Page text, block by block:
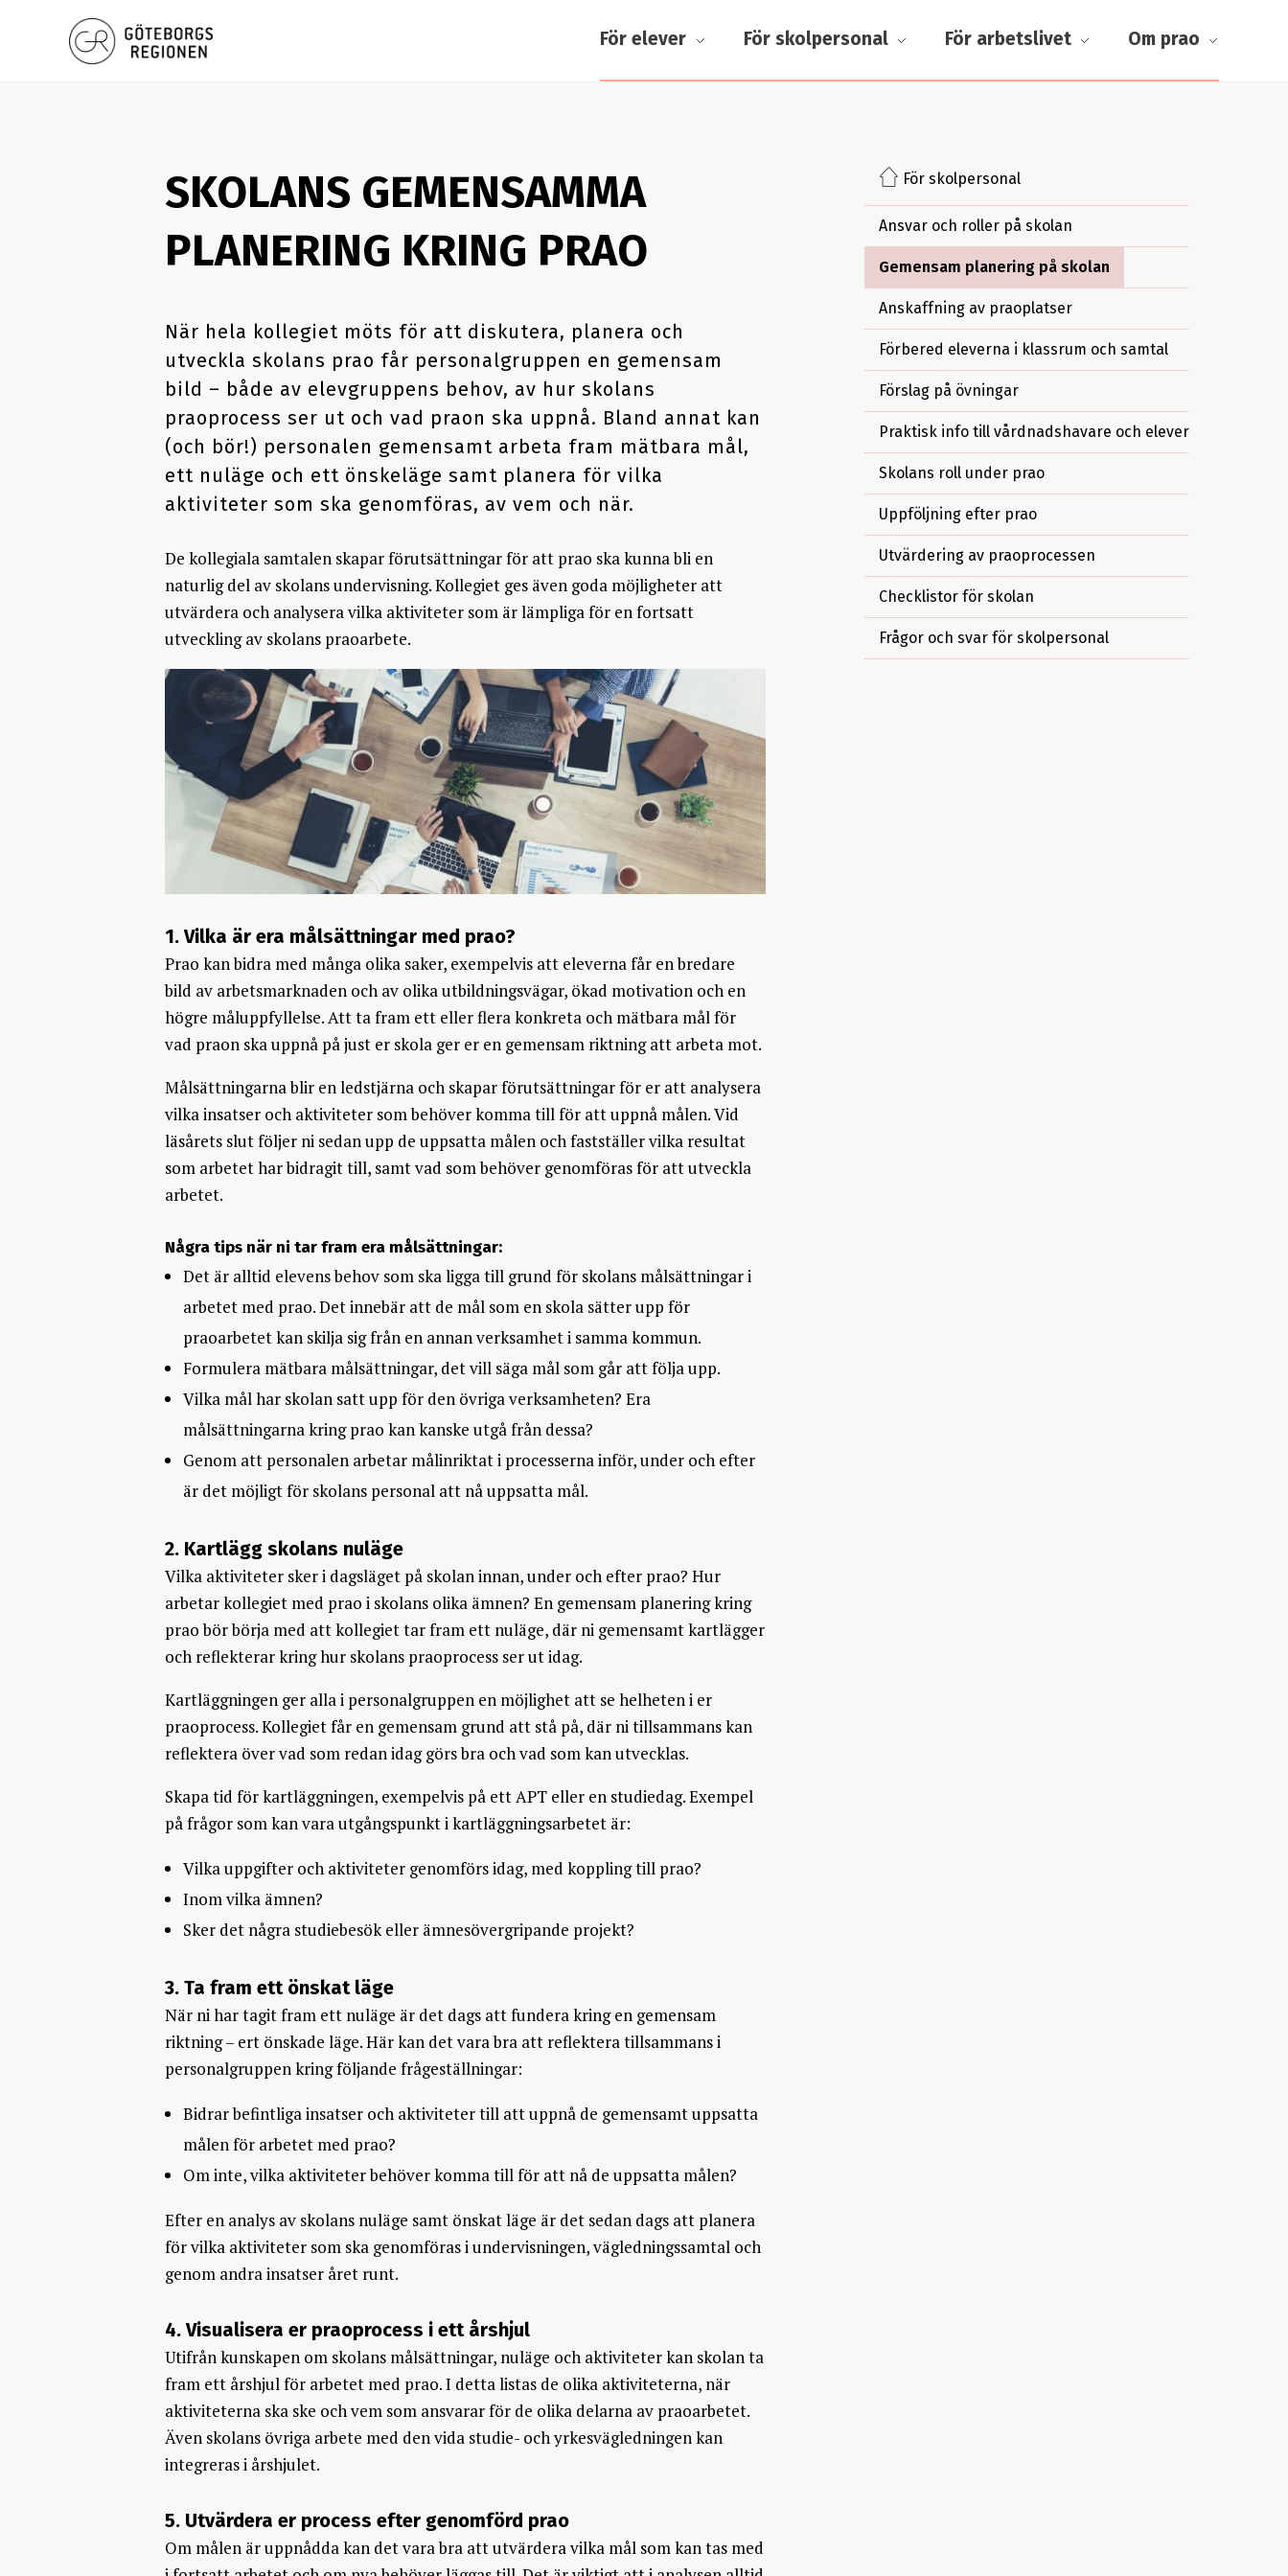
För elever För skolpersonal För arbetslivet Om prao
SKOLANS GEMENSAMMA
PLANERING KRING PRAO
När hela kollegiet möts för att diskutera, planera och
utveckla skolans prao får personalgruppen en gemensam
bild – både av elevgruppens behov, av hur skolans
praoprocess ser ut och vad praon ska uppnå. Bland annat kan
(och bör!) personalen gemensamt arbeta fram mätbara mål,
ett nuläge och ett önskeläge samt planera för vilka
aktiviteter som ska genomföras, av vem och när.
De kollegiala samtalen skapar förutsättningar för att prao ska kunna bli en
naturlig del av skolans undervisning. Kollegiet ges även goda möjligheter att
utvärdera och analysera vilka aktiviteter som är lämpliga för en fortsatt
utveckling av skolans praoarbete.
1. Vilka är era målsättningar med prao?
Prao kan bidra med många olika saker, exempelvis att eleverna får en bredare
bild av arbetsmarknaden och av olika utbildningsvägar, ökad motivation och en
högre måluppfyllelse. Att ta fram ett eller flera konkreta och mätbara mål för
vad praon ska uppnå på just er skola ger er en gemensam riktning att arbeta mot.
Målsättningarna blir en ledstjärna och skapar förutsättningar för er att analysera
vilka insatser och aktiviteter som behöver komma till för att uppnå målen. Vid
läsårets slut följer ni sedan upp de uppsatta målen och fastställer vilka resultat
som arbetet har bidragit till, samt vad som behöver genomföras för att utveckla
arbetet.
Några tips när ni tar fram era målsättningar:
Det är alltid elevens behov som ska ligga till grund för skolans målsättningar i
arbetet med prao. Det innebär att de mål som en skola sätter upp för
praoarbetet kan skilja sig från en annan verksamhet i samma kommun.
Formulera mätbara målsättningar, det vill säga mål som går att följa upp.
Vilka mål har skolan satt upp för den övriga verksamheten? Era
målsättningarna kring prao kan kanske utgå från dessa?
Genom att personalen arbetar målinriktat i processerna inför, under och efter
är det möjligt för skolans personal att nå uppsatta mål.
2. Kartlägg skolans nuläge
Vilka aktiviteter sker i dagsläget på skolan innan, under och efter prao? Hur
arbetar kollegiet med prao i skolans olika ämnen? En gemensam planering kring
prao bör börja med att kollegiet tar fram ett nuläge, där ni gemensamt kartlägger
och reflekterar kring hur skolans praoprocess ser ut idag.
Kartläggningen ger alla i personalgruppen en möjlighet att se helheten i er
praoprocess. Kollegiet får en gemensam grund att stå på, där ni tillsammans kan
reflektera över vad som redan idag görs bra och vad som kan utvecklas.
Skapa tid för kartläggningen, exempelvis på ett APT eller en studiedag. Exempel
på frågor som kan vara utgångspunkt i kartläggningsarbetet är:
Vilka uppgifter och aktiviteter genomförs idag, med koppling till prao?
Inom vilka ämnen?
Sker det några studiebesök eller ämnesövergripande projekt?
3. Ta fram ett önskat läge
När ni har tagit fram ett nuläge är det dags att fundera kring en gemensam
riktning – ert önskade läge. Här kan det vara bra att reflektera tillsammans i
personalgruppen kring följande frågeställningar:
Bidrar befintliga insatser och aktiviteter till att uppnå de gemensamt uppsatta
målen för arbetet med prao?
Om inte, vilka aktiviteter behöver komma till för att nå de uppsatta målen?
Efter en analys av skolans nuläge samt önskat läge är det sedan dags att planera
för vilka aktiviteter som ska genomföras i undervisningen, vägledningssamtal och
genom andra insatser året runt.
4. Visualisera er praoprocess i ett årshjul
Utifrån kunskapen om skolans målsättningar, nuläge och aktiviteter kan skolan ta
fram ett årshjul för arbetet med prao. I detta listas de olika aktiviteterna, när
aktiviteterna ska ske och vem som ansvarar för de olika delarna av praoarbetet.
Även skolans övriga arbete med den vida studie- och yrkesvägledningen kan
integreras i årshjulet.
5. Utvärdera er process efter genomförd prao
Om målen är uppnådda kan det vara bra att utvärdera vilka mål som kan tas med
För skolpersonal
Ansvar och roller på skolan
Gemensam planering på skolan
Anskaffning av praoplatser
Förbered eleverna i klassrum och samtal
Förslag på övningar
Praktisk info till vårdnadshavare och elever
Skolans roll under prao
Uppföljning efter prao
Utvärdering av praoprocessen
Checklistor för skolan
Frågor och svar för skolpersonal